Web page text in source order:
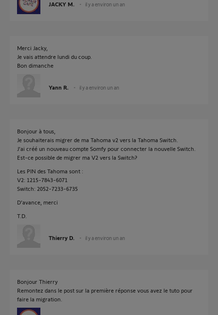
JACKY M. il y a environ un an
Merci Jacky,
Je vais attendre lundi du coup.
Bon dimanche
Yann R. il y a environ un an
Bonjour à tous,
Je souhaiterais migrer de ma Tahoma v2 vers la Tahoma Switch.
J'ai créé un nouveau compte Somfy pour connecter la nouvelle Switch.
Est-ce possible de migrer ma V2 vers la Switch?
Les PIN des Tahoma sont :
V2: 1215-7843-6071
Switch: 2052-7233-6735
D'avance, merci
T.D.
Thierry D. il y a environ un an
Bonjour Thierry
Remontez dans le post sur la première réponse vous avez le tuto pour
faire la migration.